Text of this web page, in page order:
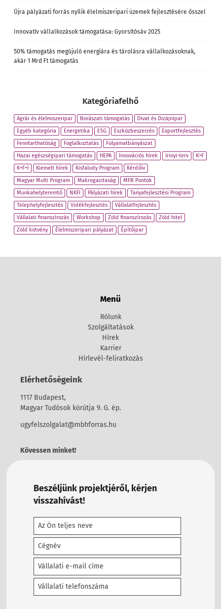
Újra pályázati forrás nyílik élelmiszeripari üzemek fejlesztésére ősszel
Innovatív vállalkozások támogatása: Gyorsítósáv 2025
50% támogatás megújuló energiára és tárolásra vállalkozásoknak,
akár 1 Mrd Ft támogatás
Kategóriafelhő
Agrár és élelmiszeripar Borászati támogatás
Divat és Dizájnipar
Egyéb kategória
Energetika ESG Eszközbeszerzés
Exportfejlesztés
Fenntarthatóság
Foglalkoztatás
Folyamatbányászat
Hazai egészségipari támogatás
HEPA Innovációs hírek Irinyi-terv
K+F
K+F+I
Kiemelt hírek Kisfaludy Program
Kérdőív
Magyar Multi Program
Makrogazdaság
MFB Pontok
Munkahelyteremtő
NKFI Pályázati hírek
Tanyafejlesztési Program
Telephelyfejlesztés
Vidékfejlesztés
Vállalatfejlesztés
Vállalati finanszírozás
Workshop Zöld finanszírozás
Zöld hitel
Zöld kötvény
Élelmiszeripari pályázat Építőipar
Menü
Rólunk
Szolgáltatások
Hírek
Karrier
Hírlevél-feliratkozás
Elérhetőségeink
1117 Budapest,
Magyar Tudósok körútja 9. G. ép.
ugyfelszolgalat@mbhforras.hu
Kövessen minket!
Beszéljünk projektjéről, kérjen
visszahívást!